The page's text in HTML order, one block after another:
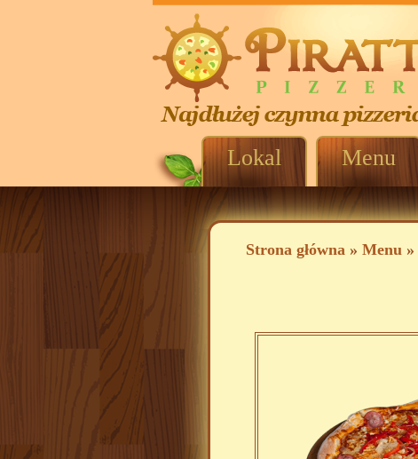
Lokal Menu
Strona główna » Menu »